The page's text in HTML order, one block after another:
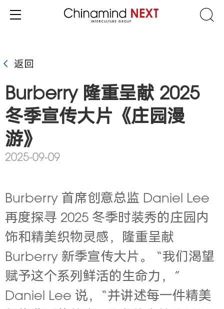
返回
Burberry 隆重呈献 2025
冬季宣传大片《庄园漫
游》
2025-09-09
Burberry 首席创意总监 Daniel Lee
再度探寻 2025 冬季时装秀的庄园内
饰和精美织物灵感，隆重呈献
Burberry 新季宣传大片。 “我们渴望
赋予这个系列鲜活的生命力，”
Daniel Lee 说，“并讲述每一件精美